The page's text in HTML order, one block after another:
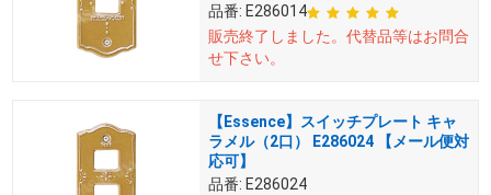
品番: E286014
販売終了しました。 代替品等はお問合
せ下さい。
【Essence】スイッチプレート キャ
ラメル（2口） E286024 【メール便対
応可】
品番: E286024